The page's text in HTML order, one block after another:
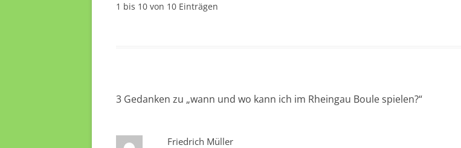
1 bis 10 von 10 Einträgen
3 Gedanken zu „wann und wo kann ich im Rheingau Boule spielen?“
Friedrich Müller